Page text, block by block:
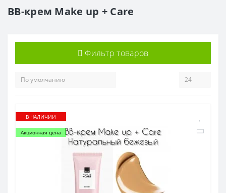
BB-крем Make up + Care
Фильтр товаров
В НАЛИЧИИ
Акционная цена